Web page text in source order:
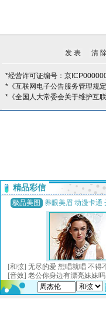
*经营许可证编号：京
*《互联网电子公告服务管理规定
*《全国人大常委会关于维护互